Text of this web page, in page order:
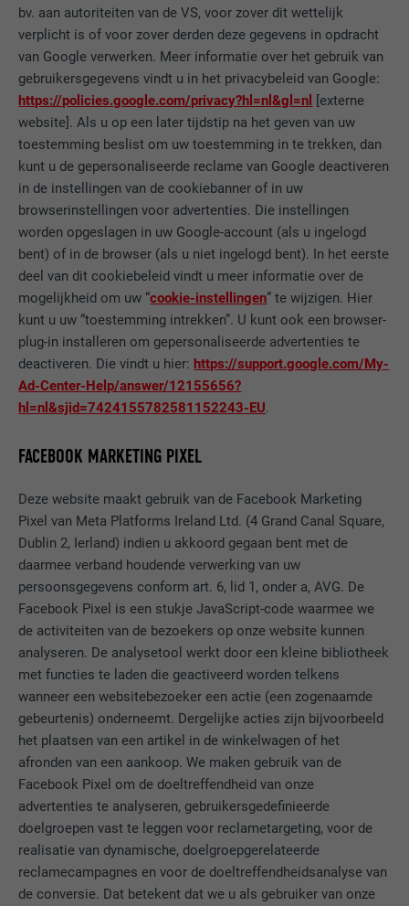
bv. aan autoriteiten van de VS, voor zover dit wettelijk
verplicht is of voor zover derden deze gegevens in opdracht
van Google verwerken. Meer informatie over het gebruik van
gebruikersgegevens vindt u in het privacybeleid van Google:
https://policies.google.com/privacy?hl=nl&gl=nl [externe
website]. Als u op een later tijdstip na het geven van uw
toestemming beslist om uw toestemming in te trekken, dan
kunt u de gepersonaliseerde reclame van Google deactiveren
in de instellingen van de cookiebanner of in uw
browserinstellingen voor advertenties. Die instellingen
worden opgeslagen in uw Google-account (als u ingelogd
bent) of in de browser (als u niet ingelogd bent). In het eerste
deel van dit cookiebeleid vindt u meer informatie over de
mogelijkheid om uw “cookie-instellingen” te wijzigen. Hier
kunt u uw “toestemming intrekken”. U kunt ook een browser-
plug-in installeren om gepersonaliseerde advertenties te
deactiveren. Die vindt u hier:https://support.google.com/My-
Ad-Center-Help/answer/12155656?
hl=nl&sjid=7424155782581152243-EU.
FACEBOOK MARKETING PIXEL
Deze website maakt gebruik van de Facebook Marketing
Pixel van Meta Platforms Ireland Ltd. (4 Grand Canal Square,
Dublin 2, Ierland) indien u akkoord gegaan bent met de
daarmee verband houdende verwerking van uw
persoonsgegevens conform art. 6, lid 1, onder a, AVG. De
Facebook Pixel is een stukje JavaScript-code waarmee we
de activiteiten van de bezoekers op onze website kunnen
analyseren. De analysetool werkt door een kleine bibliotheek
met functies te laden die geactiveerd worden telkens
wanneer een websitebezoeker een actie (een zogenaamde
gebeurtenis) onderneemt. Dergelijke acties zijn bijvoorbeeld
het plaatsen van een artikel in de winkelwagen of het
afronden van een aankoop. We maken gebruik van de
Facebook Pixel om de doeltreffendheid van onze
advertenties te analyseren, gebruikersgedefinieerde
doelgroepen vast te leggen voor reclametargeting, voor de
realisatie van dynamische, doelgroepgerelateerde
reclamecampagnes en voor de doeltreffendheidsanalyse van
de conversie. Dat betekent dat we u als gebruiker van onze
DOEL Browser ID-cookie
NAAM li_sugr
AANBIEDER LinkedIn
VERVALTIJD 3 maanden
DOEL Browser ID-cookie
NAAM GPS
AANBIEDER YouTube
VERVALTIJD 1 dag
Registreert een eenduidige ID op mobiele
apparaten, om tracking op basis van de
maken.
NAAM VISITOR_INFO1_LIVE
AANBIEDER
VERVALTIJD 179 dagen
DOEL YouTube-bandbreedtemeting
NAAM YSC
AANBIEDER YouTube
VERVALTIJD Sessie
DOEL
Wordt door YouTube (Google) gebruikt om
gebruikersinstellingen op te slaan en voor
andere niet-vermelde doeleinden